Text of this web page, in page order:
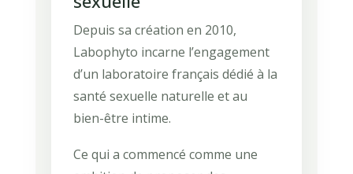
Depuis sa création en 2010,
Labophyto incarne l’engagement
d’un laboratoire français dédié à la
santé sexuelle naturelle et au
bien-être intime.
Ce qui a commencé comme une